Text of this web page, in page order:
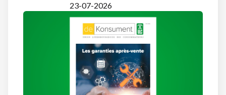
23-07-2026